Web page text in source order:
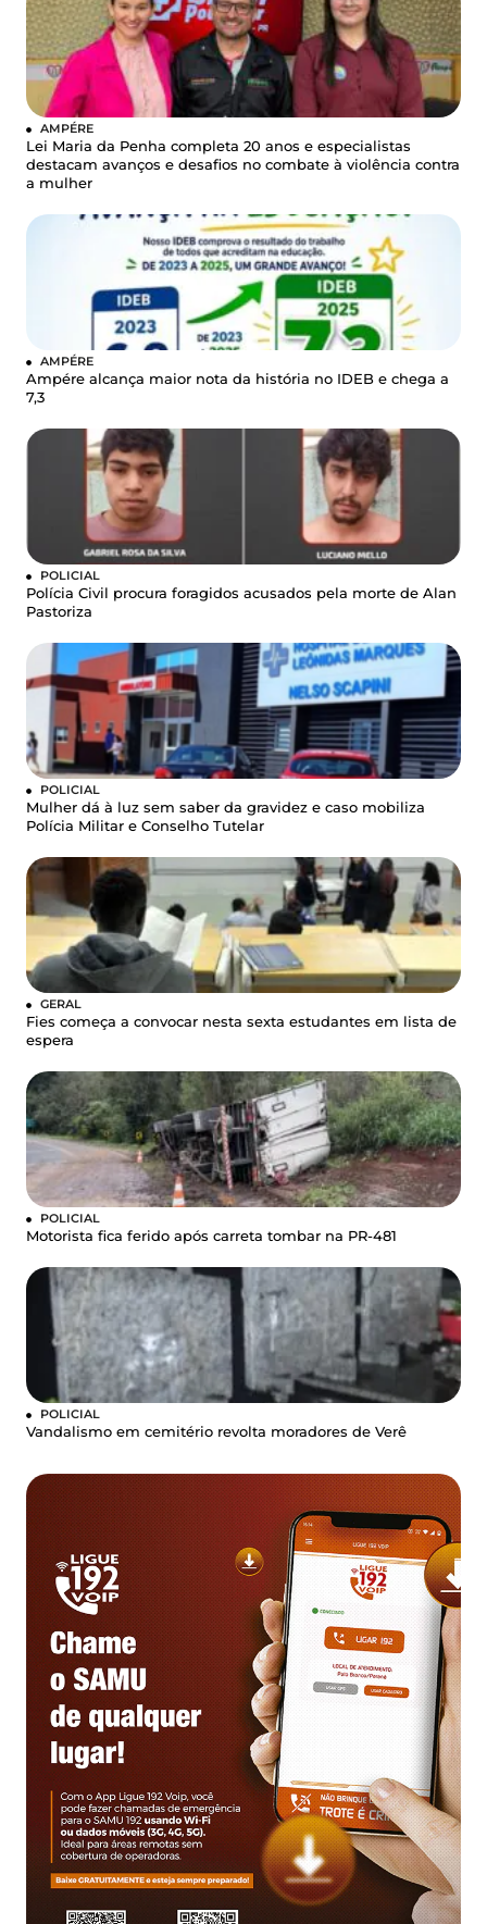
AMPÉRE
Lei Maria da Penha completa 20 anos e especialistas
destacam avanços e desafios no combate à violência contra
a mulher
AMPÉRE
Ampére alcança maior nota da história no IDEB e chega a
7,3
POLICIAL
Polícia Civil procura foragidos acusados pela morte de Alan
Pastoriza
POLICIAL
Mulher dá à luz sem saber da gravidez e caso mobiliza
Polícia Militar e Conselho Tutelar
GERAL
Fies começa a convocar nesta sexta estudantes em lista de
espera
POLICIAL
Motorista fica ferido após carreta tombar na PR-481
POLICIAL
Vandalismo em cemitério revolta moradores de Verê